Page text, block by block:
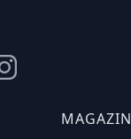
MAGAZIN